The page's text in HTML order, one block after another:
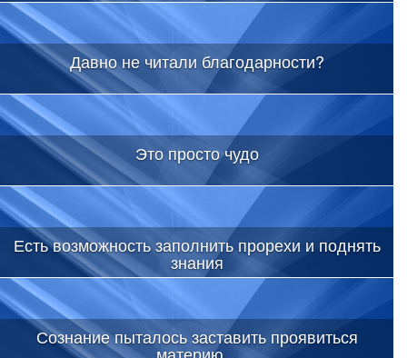
Давно не читали благодарности?
Это просто чудо
Есть возможность заполнить прорехи и поднять
знания
Сознание пыталось заставить проявиться